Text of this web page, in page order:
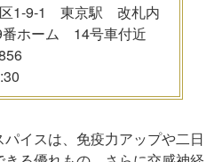
区1‐9‐1 東京駅 改札内
番ホーム 14号車付近
イスは、免疫力アップや二日